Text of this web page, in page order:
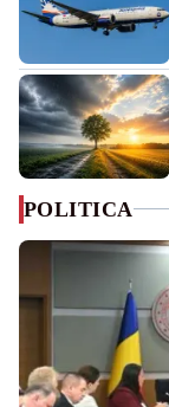
POLITICA